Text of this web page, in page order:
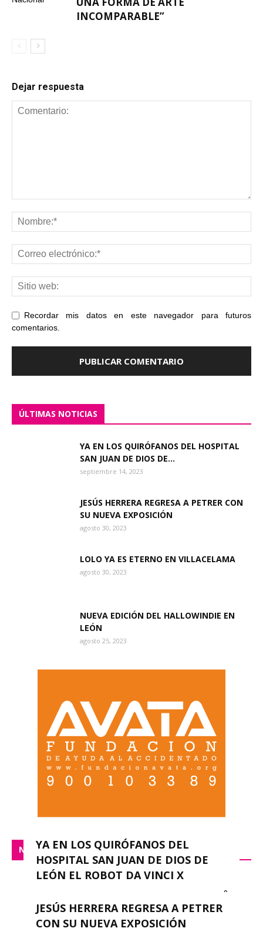
INCOMPARABLE”
Dejar respuesta
Recordar mis datos en este navegador para futuros
comentarios.
ÚLTIMAS NOTICIAS
YA EN LOS QUIRÓFANOS DEL HOSPITAL
SAN JUAN DE DIOS DE...
septiembre 14, 2023
JESÚS HERRERA REGRESA A PETRER CON
SU NUEVA EXPOSICIÓN
agosto 30, 2023
LOLO YA ES ETERNO EN VILLACELAMA
agosto 30, 2023
NUEVA EDICIÓN DEL HALLOWINDIE EN
LEÓN
agosto 25, 2023
NACIONAL
YA EN LOS QUIRÓFANOS DEL
HOSPITAL SAN JUAN DE DIOS DE
LEÓN EL ROBOT DA VINCI X
0
JESÚS HERRERA REGRESA A PETRER
CON SU NUEVA EXPOSICIÓN